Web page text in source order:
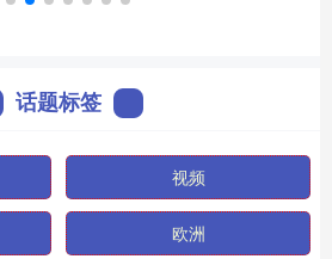
话题标签
视频
欧洲